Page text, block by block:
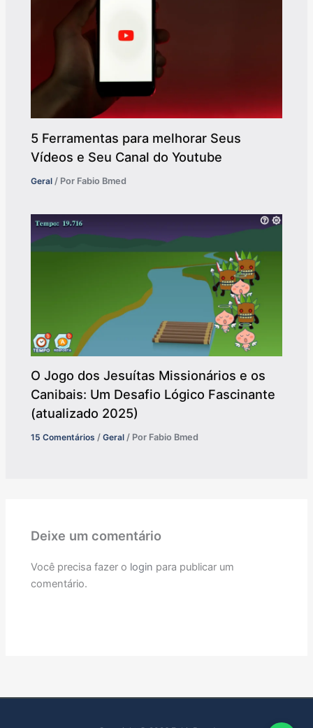
5 Ferramentas para melhorar Seus
Vídeos e Seu Canal do Youtube
Geral / Por Fabio Bmed
O Jogo dos Jesuítas Missionários e os
Canibais: Um Desafio Lógico Fascinante
(atualizado 2025)
15 Comentários /Geral / Por Fabio Bmed
Deixe um comentário
Você precisa fazer o login para publicar um
comentário.